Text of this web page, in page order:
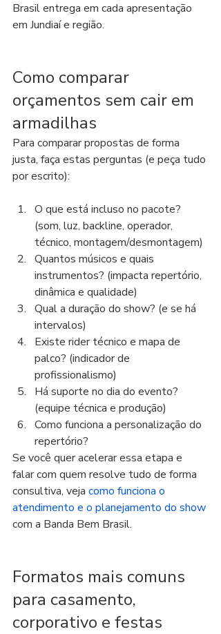
Brasil entrega em cada apresentação
em Jundiaí e região.
Como comparar
orçamentos sem cair em
armadilhas
Para comparar propostas de forma
justa, faça estas perguntas (e peça tudo
por escrito):
O que está incluso no pacote?
(som, luz, backline, operador,
técnico, montagem/desmontagem)
Quantos músicos e quais
instrumentos? (impacta repertório,
dinâmica e qualidade)
Qual a duração do show? (e se há
intervalos)
Existe rider técnico e mapa de
palco? (indicador de
profissionalismo)
Há suporte no dia do evento?
(equipe técnica e produção)
Como funciona a personalização do
repertório?
Se você quer acelerar essa etapa e
falar com quem resolve tudo de forma
consultiva, veja como funciona o
atendimento e o planejamento do show
com a Banda Bem Brasil.
Formatos mais comuns
para casamento,
corporativo e festas